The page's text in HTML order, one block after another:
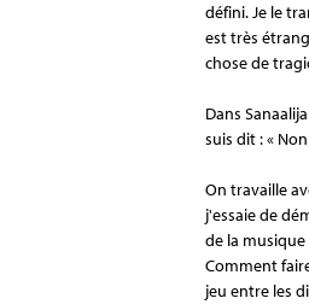
défini. Je le
est très
chose de
Dans
suis dit : «
On travaille
j'essaie de
de la
Comment
jeu entre les